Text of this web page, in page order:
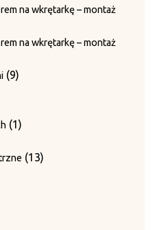
pierścienie ustalające 33
produkt
1111
22
produktów
10
grzebieniowej
przewiązania
produktów
na wkrętarkę – montaż
na wkrętarkę – montaż
99
11
1313